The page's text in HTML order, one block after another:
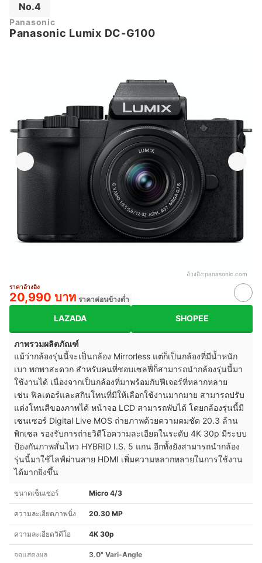
No.4
Panasonic
Panasonic Lumix DC-G100
อ้างอิง:panasonic.com
ราคาอ้างอิง
20,990 บาท ราคาค่อนข้างต่ำ
LAZADA SHOPEE
ภาพรวมผลิตภัณฑ์
แม้ว่ากล้องรุ่นนี้จะเป็นกล้อง Mirrorless แต่ก็เป็นกล้องที่มีน้ำหนัก
เบา พกพาสะดวก สำหรับคนที่ชอบเซลฟี่ก็สามารถนำกล้องรุ่นนี้มา
ใช้งานได้ เนื่องจากเป็นกล้องที่มาพร้อมกับฟีเจอร์ที่หลากหลาย
เช่น ฟิลเตอร์และสกินโทนที่มีให้เลือกใช้งานมากมาย สามารถปรับ
แต่งโทนสีของภาพได้ หน้าจอ LCD สามารถพับได้ โดยกล้องรุ่นนี้มี
เซนเซอร์ Digital Live MOS ถ่ายภาพด้วยความคมชัด 20.3 ล้าน
พิกเซล รองรับการถ่ายวิดีโอความละเอียดในระดับ 4K 30p มีระบบ
ป้องกันภาพสั่นไหว HYBRID I.S. 5 แกน อีกทั้งยังสามารถนำกล้อง
รุ่นนี้มาใช้ไลฟ์ผ่านสาย HDMI เพิ่มความหลากหลายในการใช้งาน
ได้มากยิ่งขึ้น
ขนาดเซ็นเซอร์ Micro 4/3
ความละเอียดภาพนิ่ง 20.30 MP
ความละเอียดวิดีโอ 4K 30p
จอแสดงผล 3.0" Vari-Angle